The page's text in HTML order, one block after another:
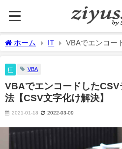
ホーム IT
VBAでエンコー
IT VBA
VBAでエンコードした
法【CSV文字化け解決】
2021-01-18 2022-03-09